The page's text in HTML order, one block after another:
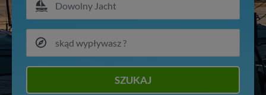
SZUKAJ